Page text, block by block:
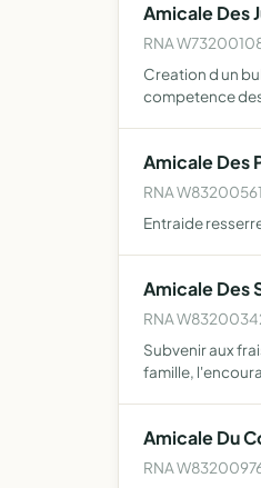
Amicale Des
RNA
Creation d un
competence
Amicale Des
RNA
Entraide
Amicale Des
RNA
Subvenir aux
famille,
Amicale Du
RNA